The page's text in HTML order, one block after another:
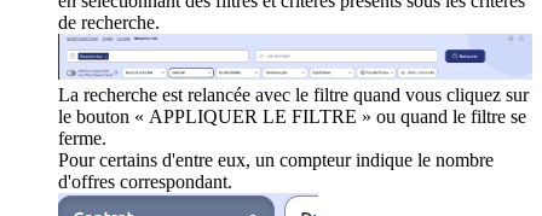
de recherche.
La recherche est relancée avec le filtre quand vous cliquez sur
le bouton « APPLIQUER LE FILTRE » ou quand le filtre se
ferme.
Pour certains d'entre eux, un compteur indique le nombre
d'offres correspondant.